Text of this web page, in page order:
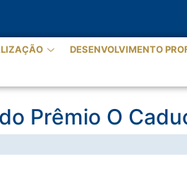
DESENVOLVIMENTO
Prêmio O